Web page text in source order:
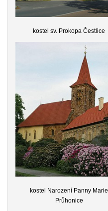
kostel sv. Prokopa Čestlice
kostel Narození Panny Marie
Průhonice